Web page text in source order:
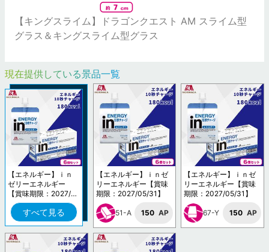
【キングスライム】ドラゴンクエスト AM スライム型
グラス＆キングスライム型グラス
現在提供している景品一覧
【エネルギー】ｉｎ
ゼリーエネルギー
【賞味期限：2027/0
5/31】
すべて見る
【エネルギー】ｉｎゼ
リーエネルギー【賞味
期限：2027/05/31】
51-A 150 AP
【エネルギー】ｉｎゼ
リーエネルギー【賞味
期限：2027/05/31】
67-Y 150 AP